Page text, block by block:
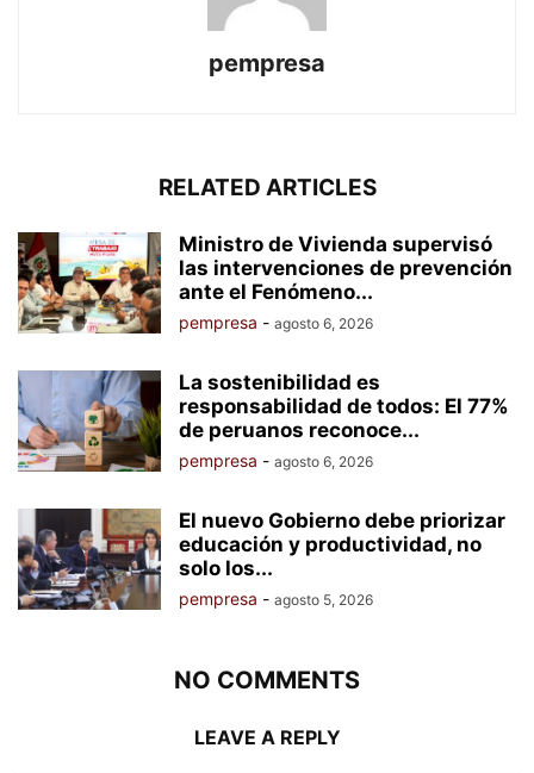
pempresa
RELATED ARTICLES
Ministro de Vivienda supervisó
las intervenciones de prevención
ante el Fenómeno...
pempresa - agosto 6, 2026
La sostenibilidad es
responsabilidad de todos: El 77%
de peruanos reconoce...
pempresa - agosto 6, 2026
El nuevo Gobierno debe priorizar
educación y productividad, no
solo los...
pempresa - agosto 5, 2026
NO COMMENTS
LEAVE A REPLY